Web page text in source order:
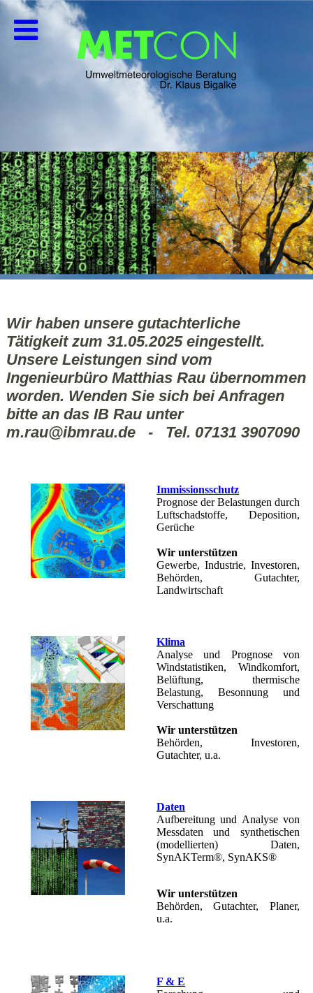
Wir haben unsere gutachterliche
Tätigkeit zum 31.05.2025 eingestellt.
Unsere Leistungen sind vom
Ingenieurbüro Matthias Rau übernommen
worden. Wenden Sie sich bei Anfragen
bitte an das IB Rau unter
m.rau@ibmrau.de - Tel. 07131 3907090
Immissionsschutz
Prognose der Belastungen durch
Luftschadstoffe, Deposition,
Gerüche
Wir unterstützen
Gewerbe, Industrie, Investoren,
Behörden, Gutachter,
Landwirtschaft
Klima
Analyse und Prognose von
Windstatistiken, Windkomfort,
Belüftung, thermische
Belastung, Besonnung und
Verschattung
Wir unterstützen
Behörden, Investoren,
Gutachter, u.a.
Daten
Aufbereitung und Analyse von
Messdaten und synthetischen
(modellierten) Daten,
SynAKTerm®, SynAKS®
Wir unterstützen
Behörden, Gutachter, Planer,
u.a.
F & E